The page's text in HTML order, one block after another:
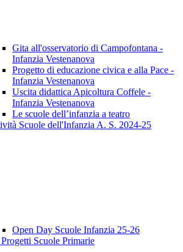
Gita all'osservatorio di Campofontana -
Infanzia Vestenanova
Progetto di educazione civica e alla Pace -
Infanzia Vestenanova
Uscita didattica Apicoltura Coffele -
Infanzia Vestenanova
Le scuole dell’infanzia a teatro
Scuole dell'Infanzia A. S. 2024-25
Open Day Scuole Infanzia 25-26
Scuole Primarie